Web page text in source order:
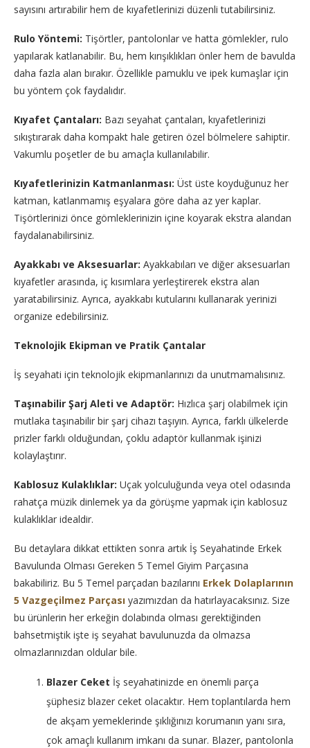
sayısını artırabilir hem de kıyafetlerinizi düzenli tutabilirsiniz.
Rulo Yöntemi: Tişörtler, pantolonlar ve hatta gömlekler, rulo
yapılarak katlanabilir. Bu, hem kırışıklıkları önler hem de bavulda
daha fazla alan bırakır. Özellikle pamuklu ve ipek kumaşlar için
bu yöntem çok faydalıdır.
Kıyafet Çantaları: Bazı seyahat çantaları, kıyafetlerinizi
sıkıştırarak daha kompakt hale getiren özel bölmelere sahiptir.
Vakumlu poşetler de bu amaçla kullanılabilir.
Kıyafetlerinizin Katmanlanması: Üst üste koyduğunuz her
katman, katlanmamış eşyalara göre daha az yer kaplar.
Tişörtlerinizi önce gömleklerinizin içine koyarak ekstra alandan
faydalanabilirsiniz.
Ayakkabı ve Aksesuarlar: Ayakkabıları ve diğer aksesuarları
kıyafetler arasında, iç kısımlara yerleştirerek ekstra alan
yaratabilirsiniz. Ayrıca, ayakkabı kutularını kullanarak yerinizi
organize edebilirsiniz.
Teknolojik Ekipman ve Pratik Çantalar
İş seyahati için teknolojik ekipmanlarınızı da unutmamalısınız.
Taşınabilir Şarj Aleti ve Adaptör: Hızlıca şarj olabilmek için
mutlaka taşınabilir bir şarj cihazı taşıyın. Ayrıca, farklı ülkelerde
prizler farklı olduğundan, çoklu adaptör kullanmak işinizi
kolaylaştırır.
Kablosuz Kulaklıklar: Uçak yolculuğunda veya otel odasında
rahatça müzik dinlemek ya da görüşme yapmak için kablosuz
kulaklıklar idealdir.
Bu detaylara dikkat ettikten sonra artık İş Seyahatinde Erkek
Bavulunda Olması Gereken 5 Temel Giyim Parçasına
bakabiliriz. Bu 5 Temel parçadan bazılarını Erkek Dolaplarının
5 Vazgeçilmez Parçası yazımızdan da hatırlayacaksınız. Size
bu ürünlerin her erkeğin dolabında olması gerektiğinden
bahsetmiştik işte iş seyahat bavulunuzda da olmazsa
olmazlarınızdan oldular bile.
Blazer Ceket İş seyahatinizde en önemli parça
şüphesiz blazer ceket olacaktır. Hem toplantılarda hem
de akşam yemeklerinde şıklığınızı korumanın yanı sıra,
çok amaçlı kullanım imkanı da sunar. Blazer, pantolonla